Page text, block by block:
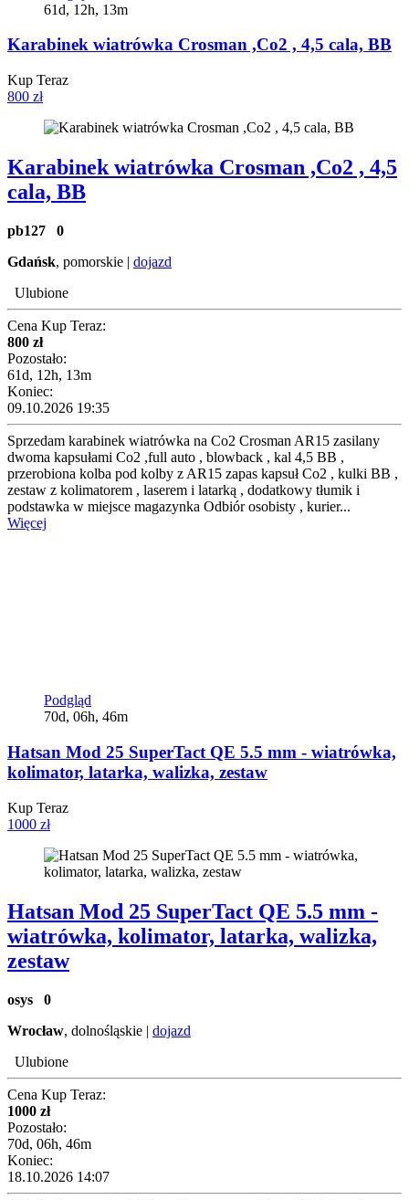
61d, 12h, 13m
Karabinek wiatrówka Crosman ,Co2 , 4,5 cala, BB
Kup Teraz
800 zł
Karabinek wiatrówka Crosman ,Co2 , 4,5
cala, BB
pb127 0
Gdańsk, pomorskie | dojazd
Ulubione
Cena Kup Teraz:
800 zł
Pozostało:
61d, 12h, 13m
Koniec:
09.10.2026 19:35
Sprzedam karabinek wiatrówka na Co2 Crosman AR15 zasilany
dwoma kapsułami Co2 ,full auto , blowback , kal 4,5 BB ,
przerobiona kolba pod kolby z AR15 zapas kapsuł Co2 , kulki BB ,
zestaw z kolimatorem , laserem i latarką , dodatkowy tłumik i
podstawka w miejsce magazynka Odbiór osobisty , kurier...
Więcej
Podgląd
70d, 06h, 46m
Hatsan Mod 25 SuperTact QE 5.5 mm - wiatrówka,
kolimator, latarka, walizka, zestaw
Kup Teraz
1000 zł
Hatsan Mod 25 SuperTact QE 5.5 mm -
wiatrówka, kolimator, latarka, walizka,
zestaw
osys 0
Wrocław, dolnośląskie | dojazd
Ulubione
Cena Kup Teraz:
1000 zł
Pozostało:
70d, 06h, 46m
Koniec:
18.10.2026 14:07